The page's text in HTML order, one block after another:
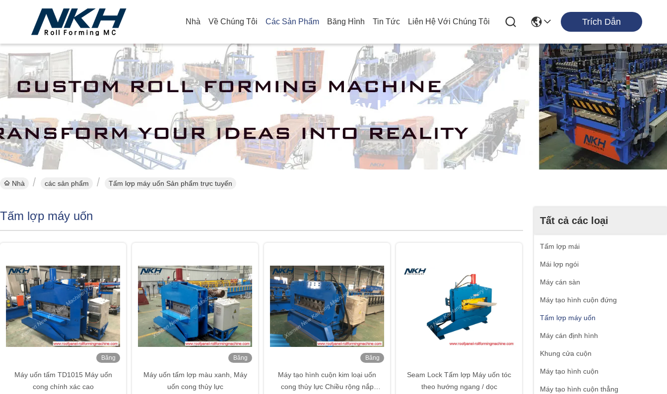
Nhà Về Chúng Tôi Các Sản Phẩm Băng Hình Tin Tức Liên Hệ Với Chúng Tôi Trích Dẫn
Tấm Lợp Máy Uốn
Nhà các sản phẩm Tấm lợp máy uốn Sản phẩm trực tuyến
Tất cả các loại
Tấm lợp mái
Mái lợp ngói
Máy cán sàn
Máy tạo hình cuộn đứng
Tấm lợp máy uốn
Máy cán định hình
Khung cửa cuộn
Máy tạo hình cuộn
Máy tạo hình cuộn thẳng
Tấm lợp máy uốn
Băng
Máy uốn tấm TD1015 Máy uốn
cong chính xác cao
Băng
Máy uốn tấm lợp màu xanh, Máy
uốn cong thủy lực
Băng
Máy tạo hình cuộn kim loại uốn
cong thủy lực Chiều rộng nắp
Seam Lock Tấm lợp Máy uốn tóc
theo hướng ngang / dọc